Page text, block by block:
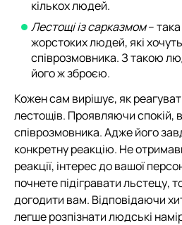
кількох людей.
Лестощі із сарказмом–
жорстоких людей, які
співрозмовника. З такою
його ж зброєю.
Кожен сам вирішує, як
лестощів. Проявляючи спокій,
співрозмовника. Адже його
конкретну реакцію. Не
реакції, інтерес до вашої
почнете підігравати льстецу,
догодити вам. Відповідаючи
легше розпізнати людські